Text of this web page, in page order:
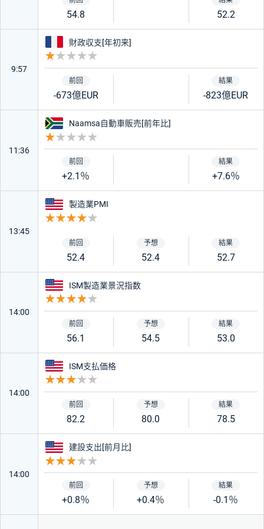
54.8 52.2
9:57
フランス
財政収支[年初来]
-673億EUR -823億EUR
11:36
南アフリカ
Naamsa自動車販売[前年比]
+2.1％ +7.6％
13:45
アメリカ
製造業PMI
52.4 52.4 52.7
14:00
アメリカ
ISM製造業景況指数
56.1 54.5 53.0
14:00
アメリカ
ISM支払価格
82.2 80.0 78.5
14:00
アメリカ
建設支出[前月比]
+0.8％ +0.4％ -0.1％